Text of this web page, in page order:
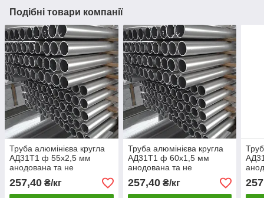
Подібні товари компанії
Труба алюмінієва кругла
АД31Т1 ф 55х2,5 мм
анодована та не
257,40 ₴/кг
Труба алюмінієва кругла
АД31Т1 ф 60х1,5 мм
анодована та не
257,40₴/кг